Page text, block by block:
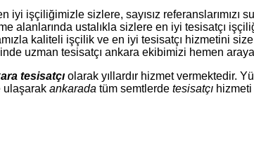
işçiliğimizle sizlere, sayısız referanslarımızı
alanlarında ustalıkla sizlere en iyi tesisatçı
kaliteli işçilik ve en iyi tesisatçı hizmetini
uzman tesisatçı ankara ekibimizi hemen
tesisatçı olarak yıllardır hizmet vermektedir.
ulaşarak ankarada tüm semtlerde tesisatçıhizmeti